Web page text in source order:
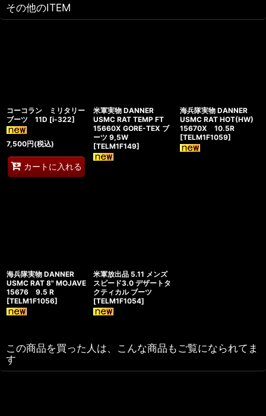
その他のITEM
コーコラン ミリタリー
ブーツ 11D [i-322]
7,500円(税込)
カートに入れる
米軍実物 DANNER
USMC RAT TEMP FT
15660X GORE-TEX ブ
ーツ 9,5W
[TELM1F149]
海兵隊実物 DANNER
USMC RAT HOT(HW)
15670X 10.5R
[TELM1F1059]
海兵隊実物 DANNER
USMC RAT 8" MOJAVE
15676 9.5 R
[TELM1F1056]
米軍放出品 5.11 メンズ
スピード3.0 デザートタ
クティカル ブーツ
[TELM1F1054]
この商品を買った人は、こんな商品もご覧になられてま
す